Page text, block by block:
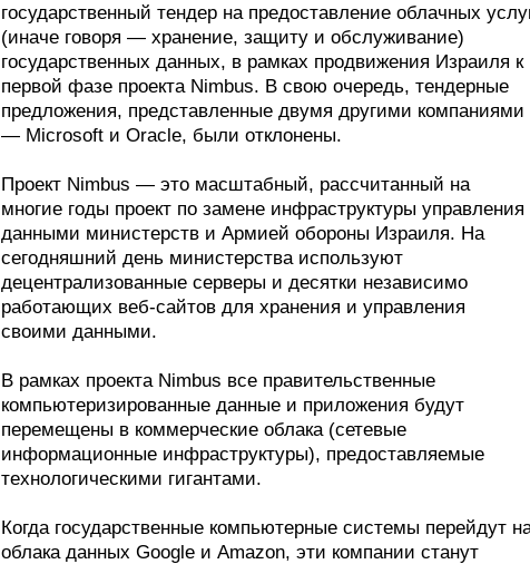
государственный тендер на предоставление облачных
(иначе говоря — хранение, защиту и обслуживание)
государственных данных, в рамках продвижения Израиля к
первой фазе проекта Nimbus. В свою очередь, тендерные
предложения, представленные двумя другими компаниями
— Microsoft и Oracle, были отклонены.
Проект Nimbus — это масштабный, рассчитанный на
многие годы проект по замене инфраструктуры управления
данными министерств и Армией обороны Израиля. На
сегодняшний день министерства используют
децентрализованные серверы и десятки независимо
работающих веб-сайтов для хранения и управления
своими данными.
В рамках проекта Nimbus все правительственные
компьютеризированные данные и приложения будут
перемещены в коммерческие облака (сетевые
информационные инфраструктуры), предоставляемые
технологическими гигантами.
Когда государственные компьютерные системы перейдут
облака данных Google и Amazon, эти компании станут